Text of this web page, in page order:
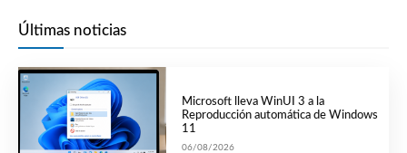
Últimas noticias
Microsoft lleva WinUI 3 a la
Reproducción automática de Windows
11
06/08/2026